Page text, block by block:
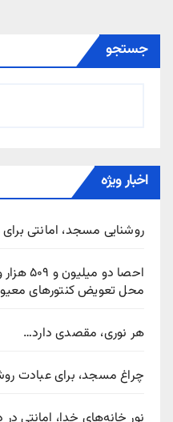
جستجو
اخبار ویژه
روشنایی مسجد، امانتی
محل تعویض کنتورهای
هر نوری، مقصدی دارد…
چراغ مسجد، برای عبادت